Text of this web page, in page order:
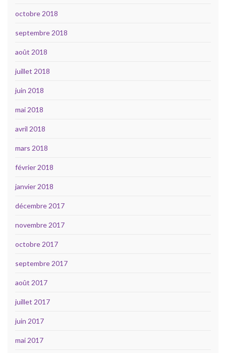
octobre 2018
septembre 2018
août 2018
juillet 2018
juin 2018
mai 2018
avril 2018
mars 2018
février 2018
janvier 2018
décembre 2017
novembre 2017
octobre 2017
septembre 2017
août 2017
juillet 2017
juin 2017
mai 2017